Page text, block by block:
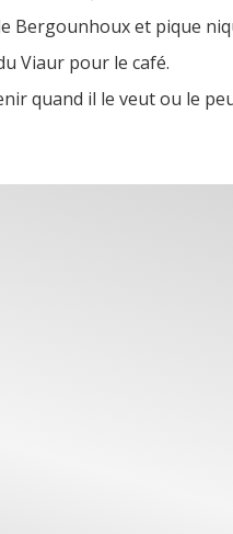
Bergounhoux et pique
Viaur pour le café.
quand il le veut ou le